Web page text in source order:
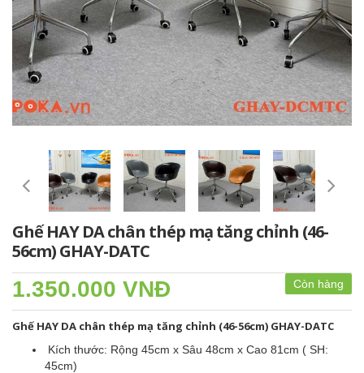
Ghế HAY DA chân thép mạ tăng chỉnh (46-
56cm) GHAY-DATC
Còn hàng
1.350.000 VNĐ
Ghế HAY DA chân thép mạ tăng chỉnh (46-56cm) GHAY-DATC
Kích thước: Rộng 45cm x Sâu 48cm x Cao 81cm ( SH:
45cm)